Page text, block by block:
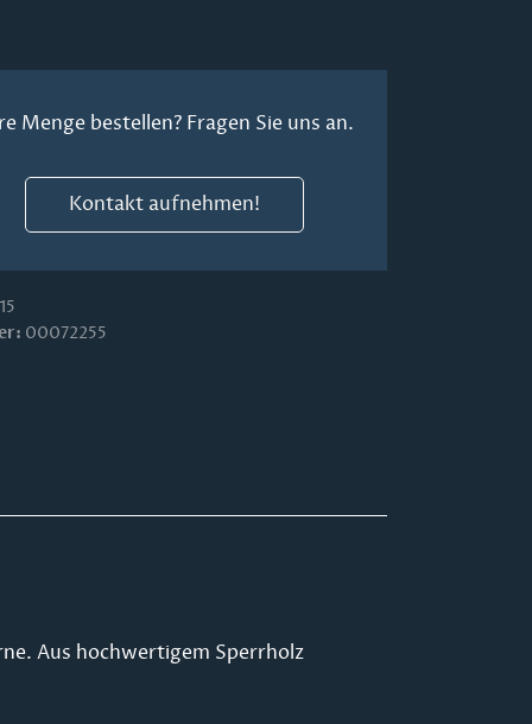
Menge bestellen? Fragen Sie uns an.
Kontakt aufnehmen!
00072255
Aus hochwertigem Sperrholz